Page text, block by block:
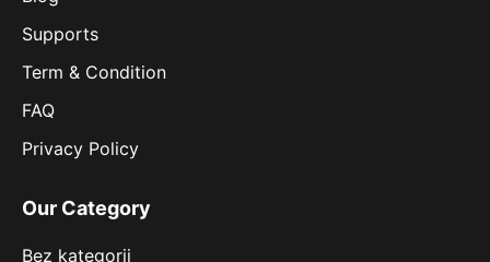
Supports
Term & Condition
FAQ
Privacy Policy
Our Category
Bez kategorii